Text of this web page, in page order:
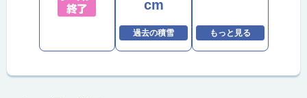
cm
過去の積雪 もっと見る